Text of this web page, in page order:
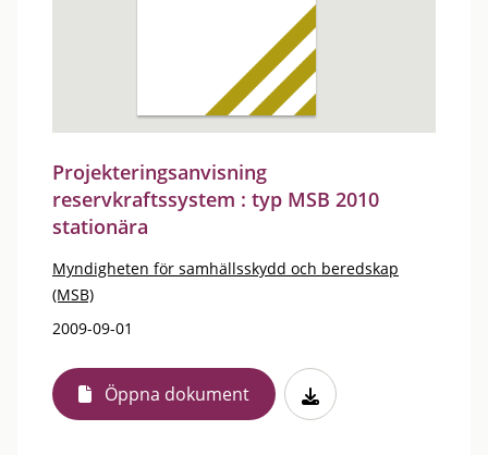
Projekteringsanvisning
reservkraftssystem : typ MSB 2010
stationära
Myndigheten för samhällsskydd och beredskap
(MSB)
2009-09-01
Öppna dokument